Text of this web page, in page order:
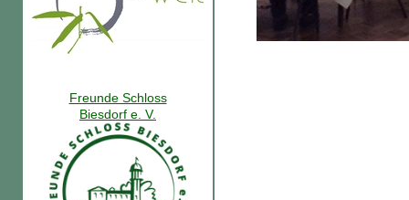
Freunde Schloss
Biesdorf e. V.